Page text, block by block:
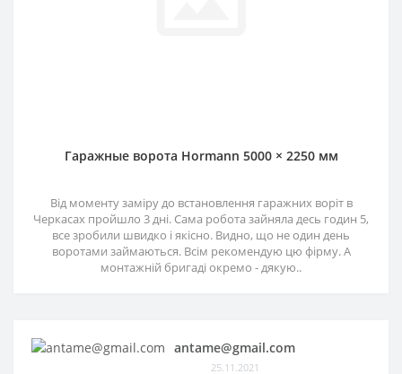
Гаражные ворота Hormann 5000 × 2250 мм
Від моменту заміру до встановлення гаражних воріт в
Черкасах пройшло 3 дні. Сама робота зайняла десь годин 5,
все зробили швидко і якісно. Видно, що не один день
воротами займаються. Всім рекомендую цю фірму. А
монтажній бригаді окремо - дякую..
antame@gmail.com
25.11.2021